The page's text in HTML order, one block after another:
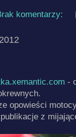
komentarzy:
-
opowieści
z